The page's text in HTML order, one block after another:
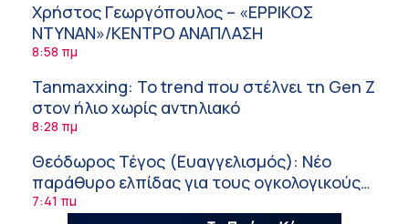
Χρήστος Γεωργόπουλος – «ΕΡΡΙΚΟΣ
ΝΤΥΝΑΝ»/ΚΕΝΤΡΟ ΑΝΑΠΛΑΣΗ
8:58 πμ
Tanmaxxing: To trend που στέλνει τη Gen Z
στον ήλιο χωρίς αντηλιακό
8:28 πμ
Θεόδωρος Τέγος (Ευαγγελισμός): Νέο
παράθυρο ελπίδας για τους ογκολογικούς
ασθενείς μέσω κλινικών δοκιμών
7:41 πμ